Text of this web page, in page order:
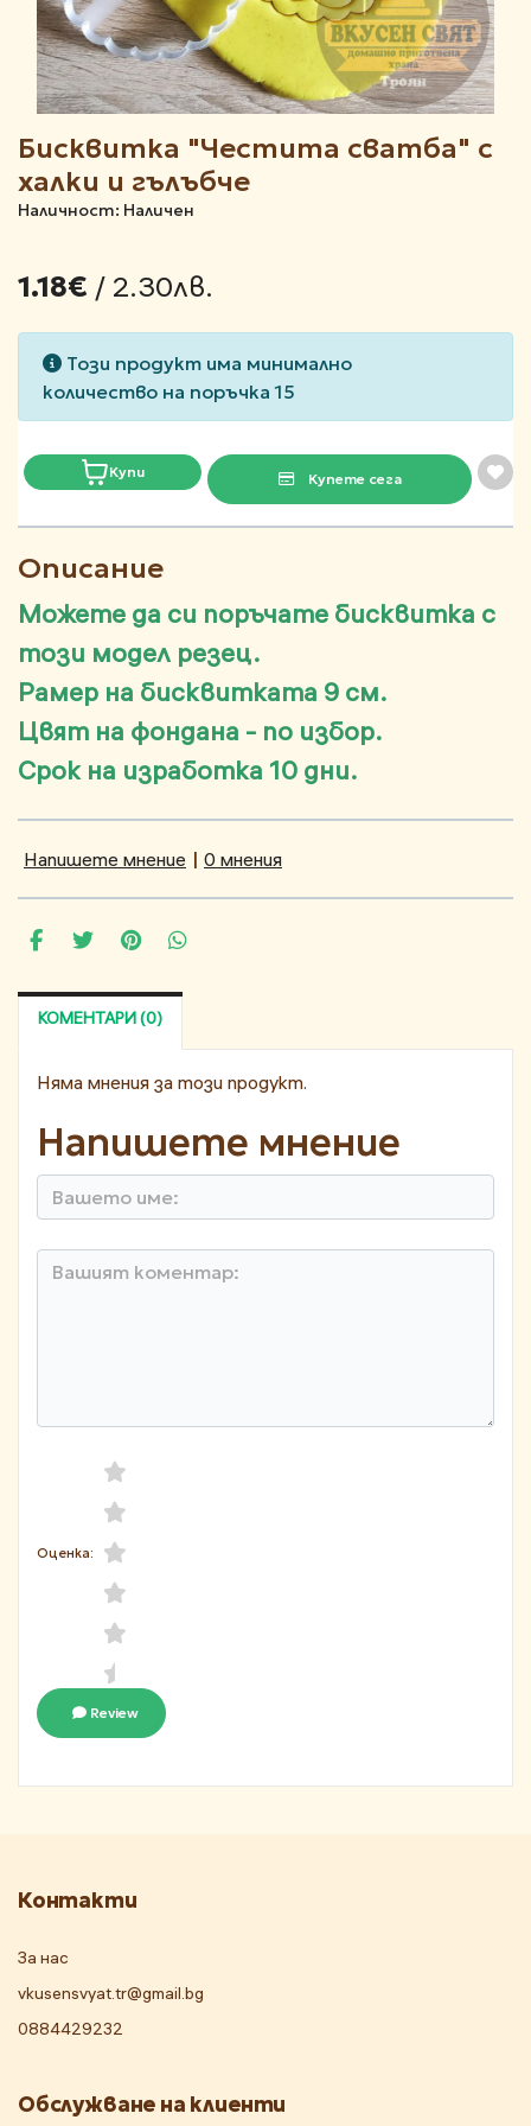
Бисквитка "Честита сватба" с
халки и гълъбче
Наличност: Наличен
1.18€ / 2.30лв.
Този продукт има минимално
количество на поръчка 15
Купи Купете сега
Описание
Можете да си поръчате бисквитка с
този модел резец.
Рамер на бисквитката 9 см.
Цвят на фондана - по избор.
Срок на изработка 10 дни.
Напишете мнение | 0 мнения
КОМЕНТАРИ (0)
Няма мнения за този продукт.
Напишете мнение
Оценка:
Review
Контакти
За нас
vkusensvyat.tr@gmail.bg
0884429232
Обслужване на клиенти